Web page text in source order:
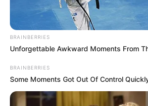
BRAINBERRIES
Unforgettable Awkward Moments From
BRAINBERRIES
Some Moments Got Out Of Control